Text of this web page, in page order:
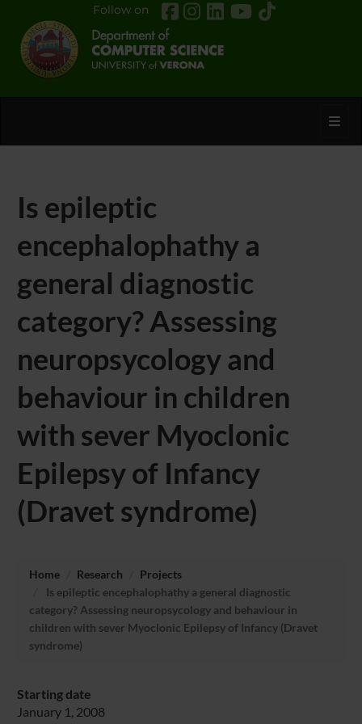
Follow on
Is epileptic
encephalophathy a
general diagnostic
category? Assessing
neuropsycology and
behaviour in children
with sever Myoclonic
Epilepsy of Infancy
(Dravet syndrome)
Home Research
Projects
Is epileptic encephalophathy a general diagnostic
category? Assessing neuropsycology and behaviour in
children with sever Myoclonic Epilepsy of Infancy (Dravet
syndrome)
Starting date
January 1, 2008